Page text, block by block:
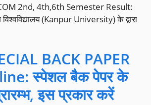
2nd, 4th,6th Semester Result:
विश्वविद्यालय (Kanpur University) के द्वारा
BACK PAPER
स्पेशल बैक पेपर के
इस प्रकार करें